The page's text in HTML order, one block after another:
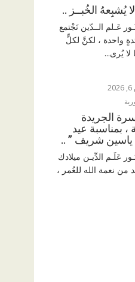
يُشبِعهُ الخُبــز ..
عَـلم الــدّين نَجْتمع
واحدة ، لكنَّ لكلٍّ
لا يُرى...
الجريدة
، بمناسبة عيد
ياسين شريف ” ..
عَلَـم الدِّيـن ميلادك
من نعمة الله للعُمر ،